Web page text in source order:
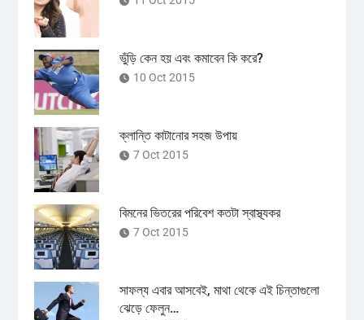
ভুঁড়ি কেন হয় এবং কমাবেন কি করে?
10 Oct 2015
ক্লান্তি কাটানোর সহজ উপায়
7 Oct 2015
বিমনের ভিতরের পরিবেশ কতটা স্বাস্থ্যকর
7 Oct 2015
সাফল্য এবার আসবেই, মাথা থেকে এই চিন্তাগুলো
ঝেড়ে ফেলুন…